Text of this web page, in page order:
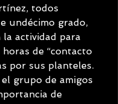
todos
undécimo grado,
la actividad para
de “contacto
por sus planteles.
grupo de amigos
de